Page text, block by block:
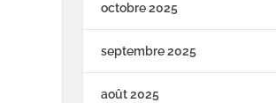
octobre 2025
septembre 2025
août 2025